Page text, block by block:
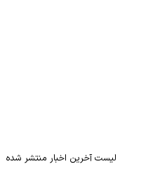
لیست آخرین اخبار منتشر شده